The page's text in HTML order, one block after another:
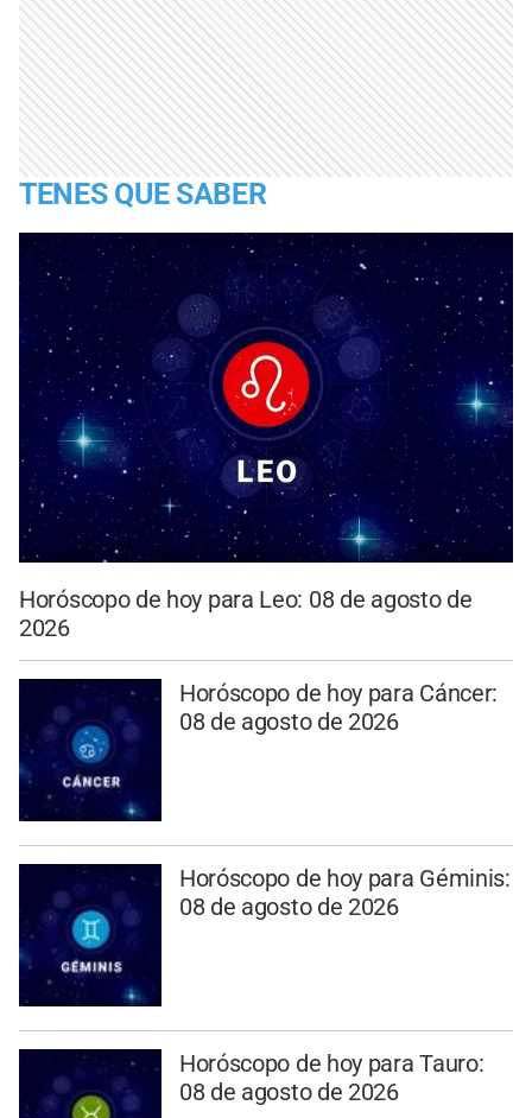
TENES QUE SABER
Horóscopo de hoy para Leo: 08 de agosto de
2026
Horóscopo de hoy para Cáncer:
08 de agosto de 2026
Horóscopo de hoy para Géminis:
08 de agosto de 2026
Horóscopo de hoy para Tauro:
08 de agosto de 2026